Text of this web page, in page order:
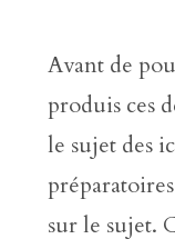
Avant de
produis ces
le sujet des
sur le sujet.